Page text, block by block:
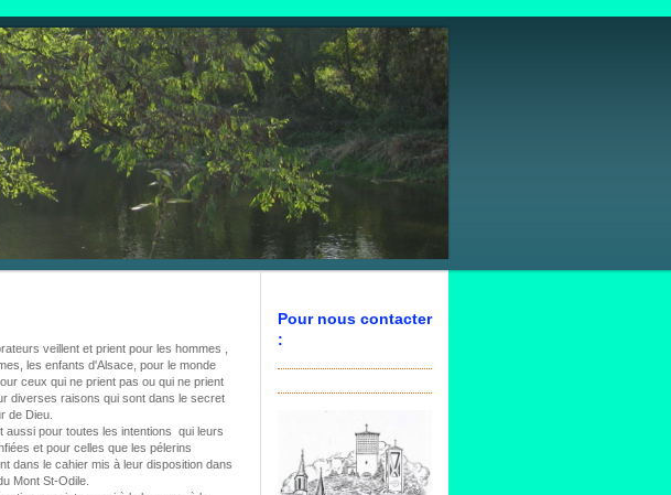
veillent et prient pour les hommes ,
les enfants d'Alsace, pour le monde
ceux qui ne prient pas ou qui ne prient
diverses raisons qui sont dans le secret
de Dieu.
aussi pour toutes les intentions qui leurs
et pour celles que les pélerins
dans le cahier mis à leur disposition dans
Mont St-Odile.
Pour nous contacter
: